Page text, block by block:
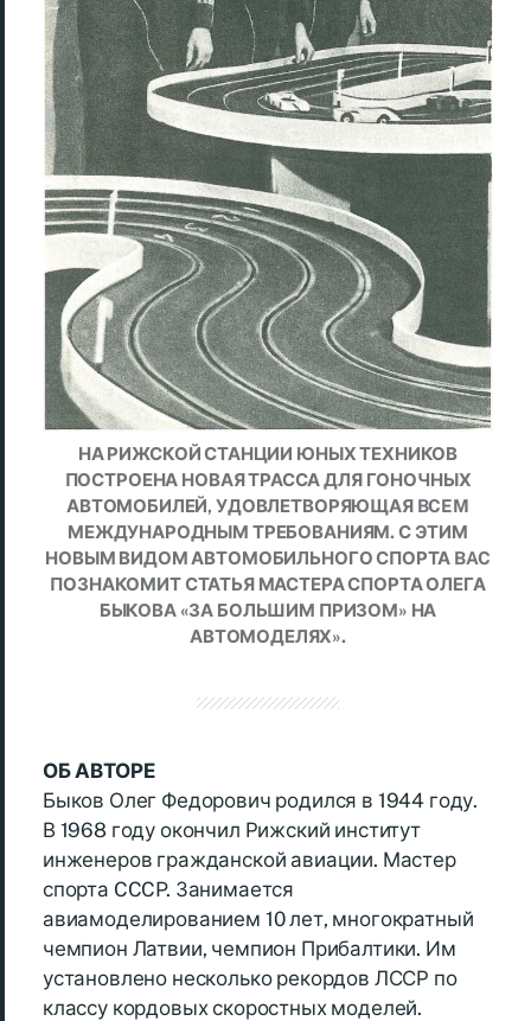
НА РИЖСКОЙ СТАНЦИИ ЮНЫХ ТЕХНИКОВ
ПОСТРОЕНА НОВАЯ ТРАССА ДЛЯ ГОНОЧНЫХ
АВТОМОБИЛЕЙ, УДОВЛЕТВОРЯЮЩАЯ BCEM
МЕЖДУНАРОДНЫМ ТРЕБОВАНИЯМ. С ЭТИМ
НОВЫМ ВИДОМ АВТОМОБИЛЬНОГО СПОРТА BAC
ПОЗНАКОМИТ СТАТЬЯ МАСТЕРА СПОРТА ОЛЕГА
БЫКОВА «ЗА БОЛЬШИМ ПРИЗОМ» НА
АВТОМОДЕЛЯХ».
ОБ АВТОРЕ
Быков Олег Федорович родился в 1944 году.
В 1968 году окончил Рижский институт
инженеров гражданской авиации. Мастер
спорта CCCP. Занимается
авиамоделированием 10 лет, многократный
чемпион Латвии, чемпион Прибалтики. Им
установлено несколько рекордов ЛССР по
классу кордовых скоростных моделей.